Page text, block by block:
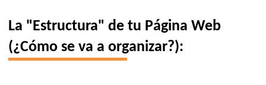
La "Estructura" de tu Página Web
(¿Cómo se va a organizar?):